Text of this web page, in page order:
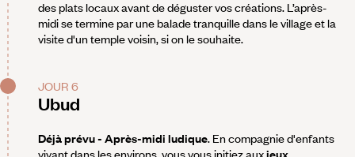
des plats locaux avant de déguster vos créations. L’après-
midi se termine par une balade tranquille dans le village et la
visite d'un temple voisin, si on le souhaite.
JOUR 6
Ubud
Déjà prévu - Après-midi ludique. En compagnie d'enfants